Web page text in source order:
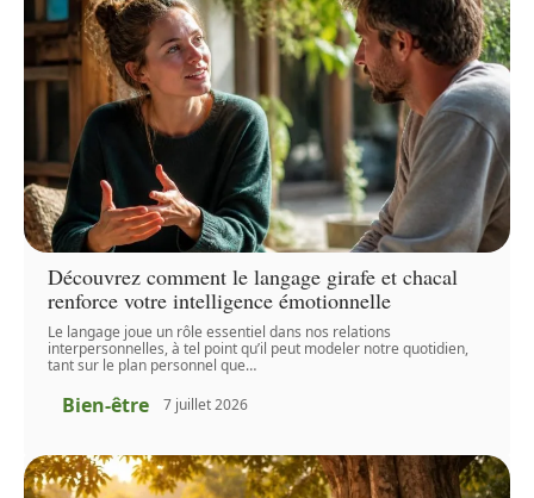
Découvrez comment le langage girafe et chacal
renforce votre intelligence émotionnelle
Le langage joue un rôle essentiel dans nos relations
interpersonnelles, à tel point qu’il peut modeler notre quotidien,
tant sur le plan personnel que…
Bien-être 7 juillet 2026